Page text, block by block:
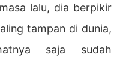
lalu, dia berpikir
tampan di dunia,
saja sudah